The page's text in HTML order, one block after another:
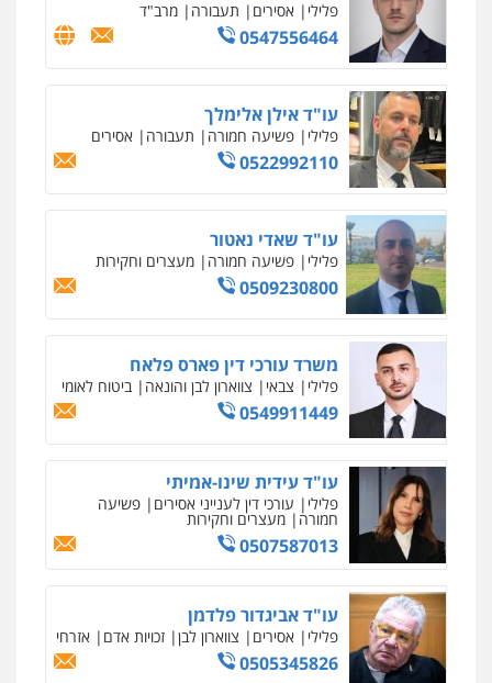
עו"ד אביגדור פלדמן
פלילי אסירים צווארון לבן זכויות אדם אזרחי
0505345826
עו"ד יאיר בן סימון
פלילי תעבורה אזרחי
0505719060
עו"ד נס בן נתן
פלילי כלכלי פשיעה חמורה
0505555110
עו"ד משה פלמור
פלילי כלכלי צווארון לבן
אסירים
0549732303
סלימאן אבו שעירה – משרד עורכי דין
פלילי בטחוני צבאי
0547780927
עו"ד אסף גונן
פלילי פשע חמור מעצרים
וחקירות